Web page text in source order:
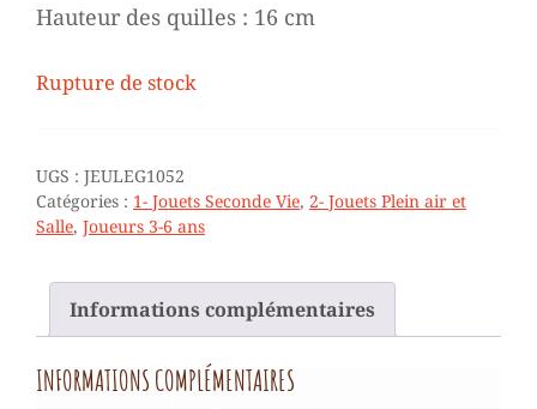
Hauteur des quilles : 16 cm
Rupture de stock
UGS : JEULEG1052
Catégories : 1- Jouets Seconde Vie, 2- Jouets Plein air et
Salle, Joueurs 3-6 ans
Informations complémentaires
INFORMATIONS COMPLÉMENTAIRES